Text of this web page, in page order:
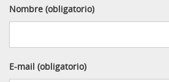
Nombre (obligatorio)
E-mail (obligatorio)